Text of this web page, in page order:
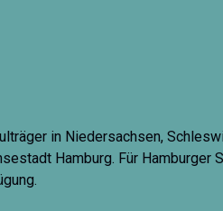
in Niedersachsen,
Hamburg. Für Hamburger